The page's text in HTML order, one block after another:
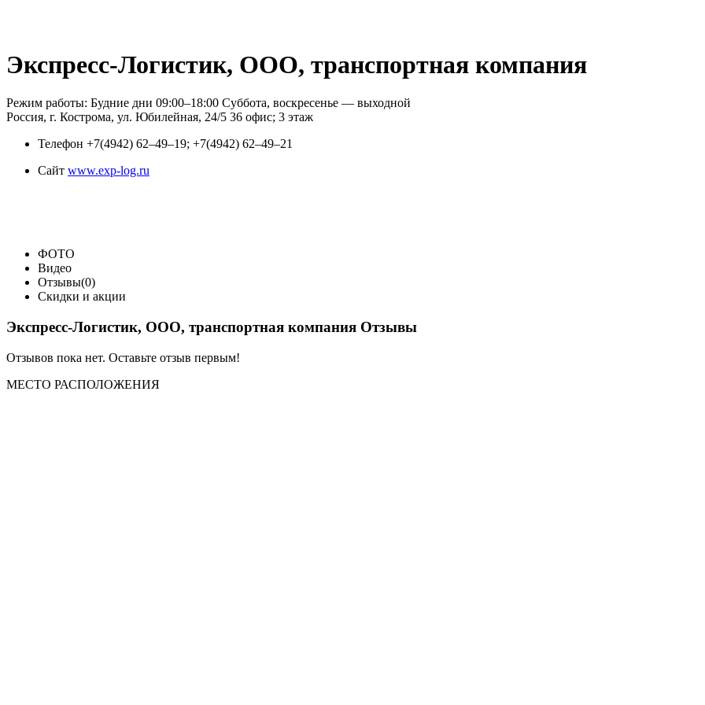
Экспресс-Логистик, ООО, транспортная компания
Режим работы: Будние дни 09:00–18:00 Суббота, воскресенье — выходной
Россия, г. Кострома, ул. Юбилейная, 24/5 36 офис; 3 этаж
Телефон +7(4942) 62‒49‒19; +7(4942) 62‒49‒21
Сайт www.exp-log.ru
ФОТО
Видео
Отзывы(0)
Скидки и акции
Экспресс-Логистик, ООО, транспортная компания Отзывы
Отзывов пока нет. Оставьте отзыв первым!
МЕСТО РАСПОЛОЖЕНИЯ